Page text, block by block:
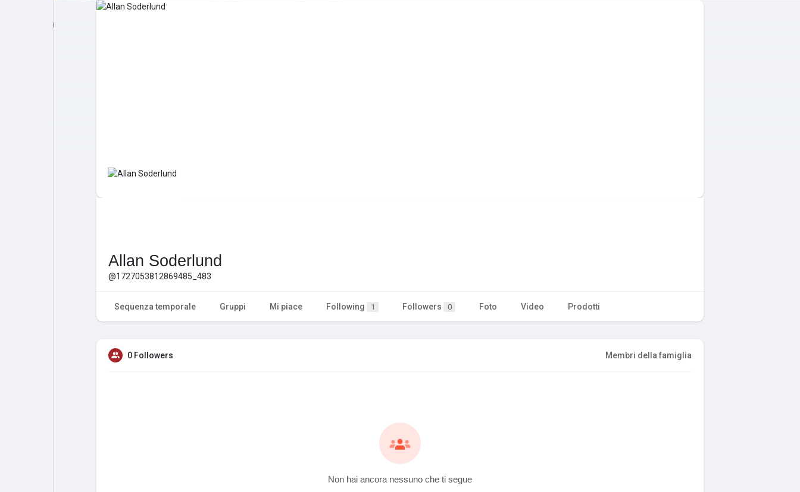
Allan Soderlund
@1727053812869485_483
Sequenza temporale Gruppi Mi piace Following 1 Followers 0 Foto Video Prodotti
0 Followers Membri della famiglia
Non hai ancora nessuno che ti segue